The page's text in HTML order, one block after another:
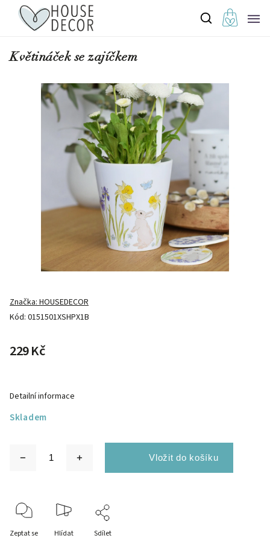
Květináček se zajíčkem
Kód: 0151501XSHPX1B
Značka:HOUSEDECOR
229 Kč
Skladem
Detailní informace
Zeptat se Hlídat Sdílet